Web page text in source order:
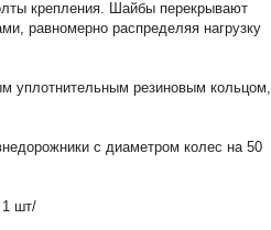
крепления. Шайбы перекрывают
равномерно распределяя нагрузку
уплотнительным резиновым кольцом,
с диаметром колес на 50
1 шт/